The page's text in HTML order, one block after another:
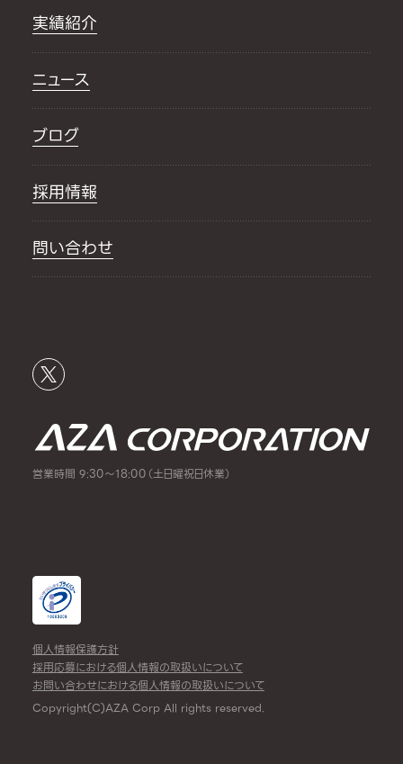
実績紹介
ニュース
ブログ
採用情報
問い合わせ
営業時間 9:30～18:00（土日曜祝日休業）
個人情報保護方針
採用応募における個人情報の取扱いについて
お問い合わせにおける個人情報の取扱いについて
Copyright(C)AZA Corp All rights reserved.